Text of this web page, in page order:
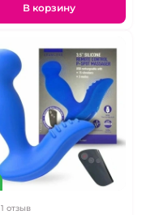
В корзину
1 отзыв